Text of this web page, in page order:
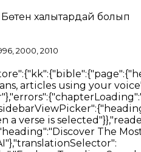
Бөтен халықтардай болып
2000, 2010
download","icon":"download","offset":"84"},{"id":5,"label":"About","path":"/about","icon":"about","offset":"84"},{"id":5,"label":"Contact","path":"/contact","icon":"contact","offset":"84"}],"footerMenu":[{"text":"Home","path":"/"},{"text":"Bible","path":"/bible"},{"text":"Give","path":"/give"},{"text":"Tech","path":"/technology"},{"text":"Blog","path":"/blog"},{"text":"About","path":"/about"},{"text":"Contact","path":"/contact"},{"text":"Privacy Policy","path":"/privacy-policy"},{"text":"Download","path":"/download"}]}},"common":{"components":{"bookDetailsOverlay":{"closeButton":"Close book details","excerpt":{"title":"Answer Excerpt from Content","titleDocument":"Answer Excerpt from Document","showMore":"Show more","showLess":"Show less"},"pageLabel":"Page","documentPage":{"source":"Your upload"},"actions":{"openAtPage":"Open at Page","publisherSite":"Publisher Site","previewBook":"Preview Book","seePage":"See page","openMedia":"Open Media"},"mediaPlayer":{"play":"Play","pause":"Pause","rewind":"Rewind 15 seconds","forward":"Forward 15 seconds","mute":"Mute","unmute":"Unmute","seek":"Seek","volume":"Volume","volumeLevel":"Volume level","speed":"Playback speed","fullscreen":"Toggle fullscreen"}},"accessibility":{"btnVerseHighlight":"Auto Highlight Verses","btnMatchDeviceSettings":"Use Device Settings","accordion":{"titles":{"fontTheme":"Font & Theme","bottomBar":"Bottom Bar","navigation":"Navigation"}},"navigationPicker":{"arrows":{"title":"Arrows","description":"Navigate